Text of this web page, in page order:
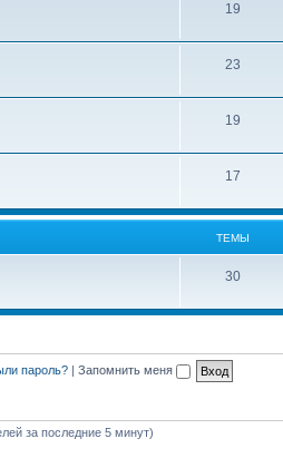
19
23
19
17
ТЕМЫ
30
пароль? | Запомнить меня
за последние 5 минут)